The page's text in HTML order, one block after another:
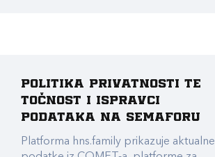
Politika privatnosti te
točnost i ispravci
podataka na Semaforu
Platforma hns.family prikazuje aktualne